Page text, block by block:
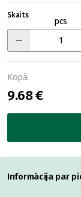
Skaits
pcs
Kopā
9.68 €
Informācija par